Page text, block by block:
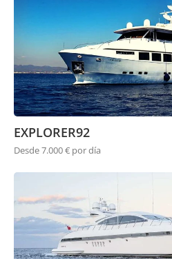
EXPLORER92
Desde 7.000 € por día